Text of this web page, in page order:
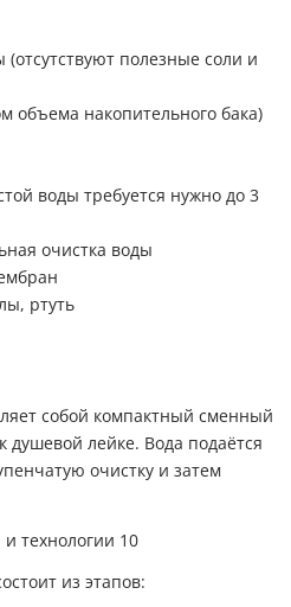
полезные соли и
объема накопительного бака)
воды требуется нужно до 3
очистка воды
ртуть
собой компактный сменный
лейке. Вода подаётся
очистку и затем
из этапов: